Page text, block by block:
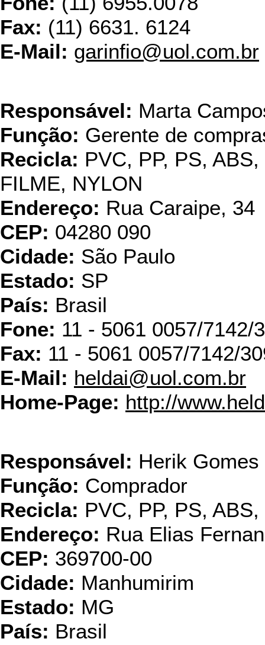
Fax: (11) 6631. 6124
E-Mail: garinfio@uol.com.br
Responsável: Marta
Função: Gerente de
Recicla: PVC, PP, PS,
FILME, NYLON
Endereço: Rua Caraipe, 34
CEP: 04280 090
Cidade: São Paulo
Estado: SP
País: Brasil
Fone: 11 - 5061 0057/7142/
Fax: 11 - 5061 0057/7142/
E-Mail: heldai@uol.com.br
Home-Page: http://
Responsável: Herik Gomes
Função: Comprador
Recicla: PVC, PP, PS,
Endereço: Rua Elias
CEP: 369700-00
Cidade: Manhumirim
Estado: MG
País: Brasil